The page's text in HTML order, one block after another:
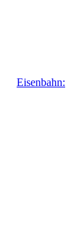
Eisenbahn: